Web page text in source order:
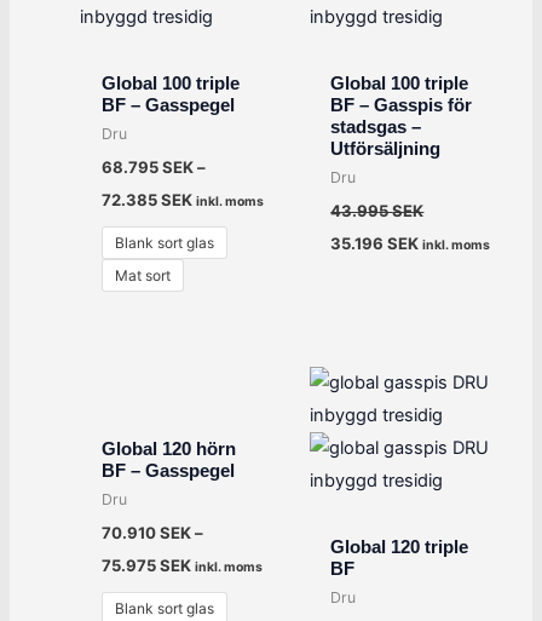
Global 100 triple
BF – Gasspegel
Dru
68.795SEK–
72.385SEK inkl. moms
Blank sort glas
Mat sort
Global 100 triple
BF – Gasspis för
stadsgas –
Utförsäljning
Dru
43.995SEK
35.196SEK inkl. moms
Global 120 hörn
BF – Gasspegel
Dru
70.910SEK–
75.975SEK inkl. moms
Blank sort glas
Global 120 triple
BF
Dru